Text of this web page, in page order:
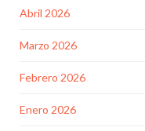
Abril 2026
Marzo 2026
Febrero 2026
Enero 2026